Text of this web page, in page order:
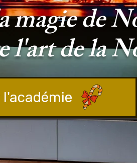
magie de
l'art de la